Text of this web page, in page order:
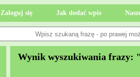
Zaloguj się Jak dodać wpis
Wynik wyszukiwania frazy: